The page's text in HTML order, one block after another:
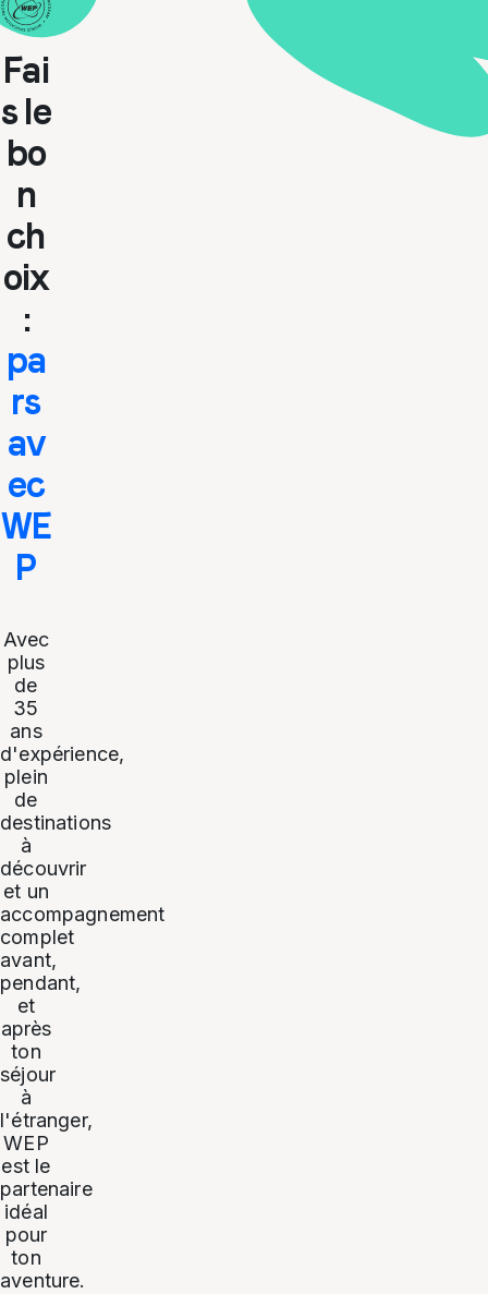
Fai
s le
bo
n
ch
oix
:
pa
rs
av
ec
WE
P
Avec
plus
de
35
ans
d'expérience,
plein
de
destinations
à
découvrir
et un
accompagnement
complet
avant,
pendant,
et
après
ton
séjour
à
l'étranger,
WEP
est le
partenaire
idéal
pour
ton
aventure.